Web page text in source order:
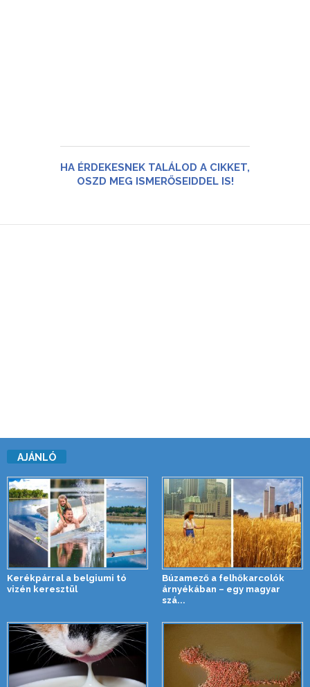
HA ÉRDEKESNEK TALÁLOD A CIKKET,
OSZD MEG ISMERŐSEIDDEL IS!
AJÁNLÓ
Kerékpárral a belgiumi tó
vizén keresztül
Búzamező a felhőkarcolók
árnyékában – egy magyar
szá...